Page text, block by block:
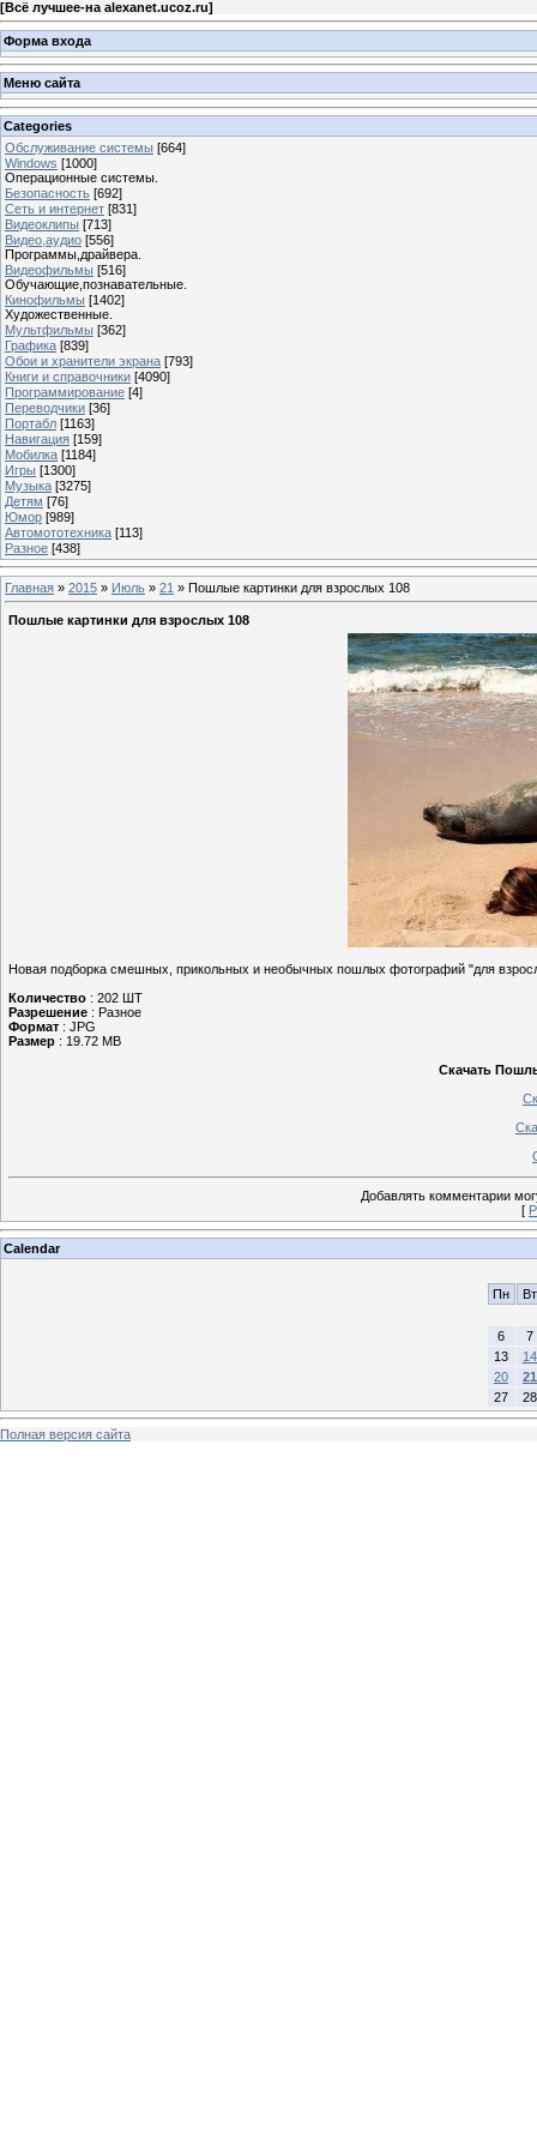
[Всё лучшее-на alexanet.ucoz.ru]
Форма входа
Меню сайта
Categories
Обслуживание системы [664]
Windows [1000]
Операционные системы.
Безопасность [692]
Сеть и интернет [831]
Видеоклипы [713]
Видео,аудио [556]
Программы,драйвера.
Видеофильмы [516]
Обучающие,познавательные.
Кинофильмы [1402]
Художественные.
Мультфильмы [362]
Графика [839]
Обои и хранители экрана [793]
Книги и справочники [4090]
Программирование [4]
Переводчики [36]
Портабл [1163]
Навигация [159]
Мобилка [1184]
Игры [1300]
Музыка [3275]
Детям [76]
Юмор [989]
Автомототехника [113]
Разное [438]
Главная » 2015 » Июль » 21 » Пошлые картинки для взрослых 108
Пошлые картинки для взрослых 108
Новая подборка смешных, прикольных и необычных пошлых фотографий "для
Количество : 202 ШТ
Разрешение : Разное
Формат : JPG
Размер : 19.72 MB
Скачать
Добавлять комментарии
[
Calendar
Пн Вт
6
7
13
14
20
21
27
28
Полная версия сайта